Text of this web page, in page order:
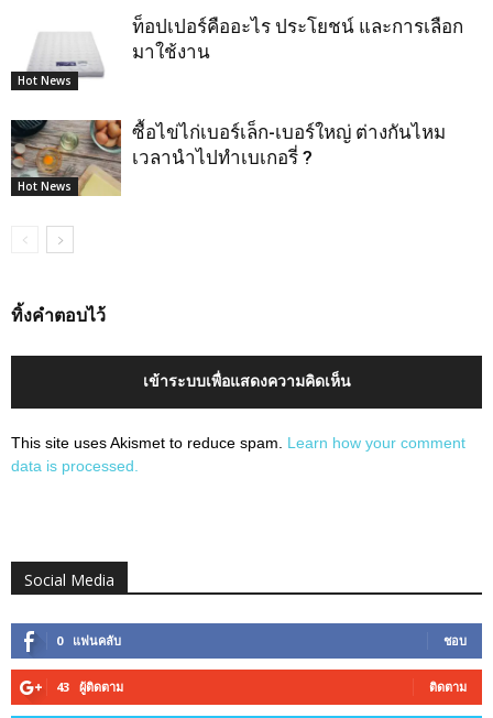
Hot News
ท็อปเปอร์คืออะไร ประโยชน์ และการเลือก
มาใช้งาน
Hot News
ซื้อไข่ไก่เบอร์เล็ก-เบอร์ใหญ่ ต่างกันไหม
เวลานำไปทำเบเกอรี่ ?
ทิ้งคำตอบไว้
เข้าระบบเพื่อแสดงความคิดเห็น
This site uses Akismet to reduce spam. Learn how your comment
data is processed.
Social Media
0 แฟนคลับ ชอบ
43 ผู้ติดตาม ติดตาม